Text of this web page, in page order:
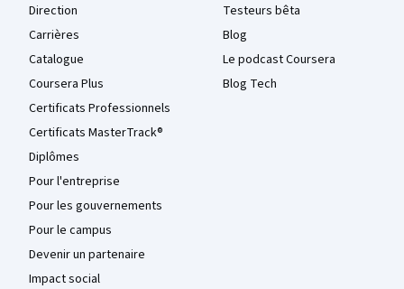
Direction
Carrières
Catalogue
Coursera Plus
Certificats Professionnels
Certificats MasterTrack®
Diplômes
Pour l'entreprise
Pour les gouvernements
Pour le campus
Devenir un partenaire
Impact social
Testeurs bêta
Blog
Le podcast Coursera
Blog Tech